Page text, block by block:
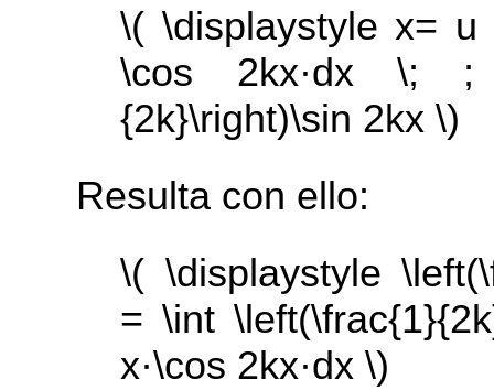
\( \displaystyle x=
\cos 2kx·dx \;
{2k}\right)\sin 2kx \)
Resulta con ello:
\( \displaystyle
= \int
x·\cos 2kx·dx \)